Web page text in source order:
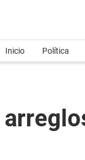
Inicio Política